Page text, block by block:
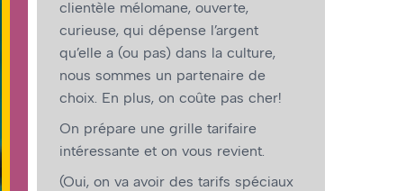
clientèle mélomane, ouverte,
curieuse, qui dépense l’argent
qu’elle a (ou pas) dans la culture,
nous sommes un partenaire de
choix. En plus, on coûte pas cher!
On prépare une grille tarifaire
intéressante et on vous revient.
(Oui, on va avoir des tarifs spéciaux